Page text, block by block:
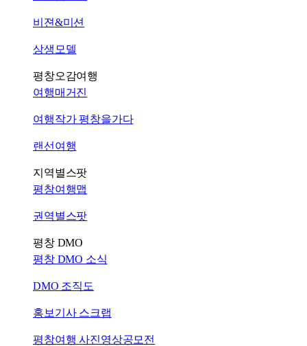
비젼&미션
상생모델
평창오감여행
여행매거진
여행작가 평창을가다
랜선여행
지역별스팟
평창여행맵
권역별스팟
평창 DMO
평창 DMO 소식
DMO 조직도
홍보기사 스크랩
평창여행 사진영상공모전